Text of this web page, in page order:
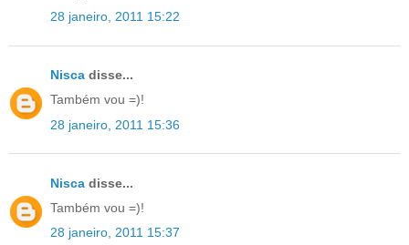
28 janeiro, 2011 15:22
Nisca disse...
Também vou =)!
28 janeiro, 2011 15:36
Nisca disse...
Também vou =)!
28 janeiro, 2011 15:37